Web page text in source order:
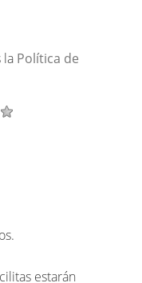
la Política de
estarán